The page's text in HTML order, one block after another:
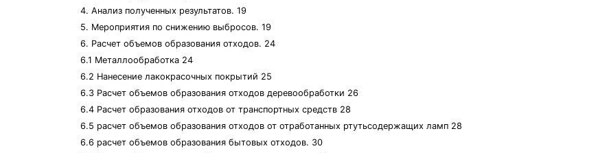
4. Анализ полученных результатов. 19
5. Мероприятия по снижению выбросов. 19
6. Расчет объемов образования отходов. 24
6.1 Металлообработка 24
6.2 Нанесение лакокрасочных покрытий 25
6.3 Расчет объемов образования отходов деревообработки 26
6.4 Расчет образования отходов от транспортных средств 28
6.5 расчет объемов образования отходов от отработанных ртутьсодержащих ламп 28
6.6 расчет объемов образования бытовых отходов. 30